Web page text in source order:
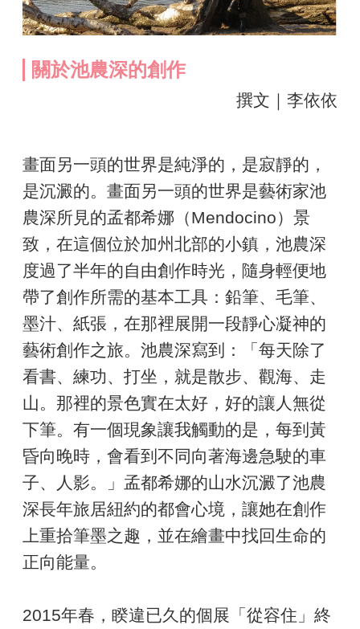
關於池農深的創作
撰文｜李依依
畫面另一頭的世界是純淨的，是寂靜的，
是沉澱的。畫面另一頭的世界是藝術家池
農深所見的孟都希娜（Mendocino）景
致，在這個位於加州北部的小鎮，池農深
度過了半年的自由創作時光，隨身輕便地
帶了創作所需的基本工具：鉛筆、毛筆、
墨汁、紙張，在那裡展開一段靜心凝神的
藝術創作之旅。池農深寫到：「每天除了
看書、練功、打坐，就是散步、觀海、走
山。那裡的景色實在太好，好的讓人無從
下筆。有一個現象讓我觸動的是，每到黃
昏向晚時，會看到不同向著海邊急駛的車
子、人影。」孟都希娜的山水沉澱了池農
深長年旅居紐約的都會心境，讓她在創作
上重拾筆墨之趣，並在繪畫中找回生命的
正向能量。
2015年春，睽違已久的個展「從容住」終